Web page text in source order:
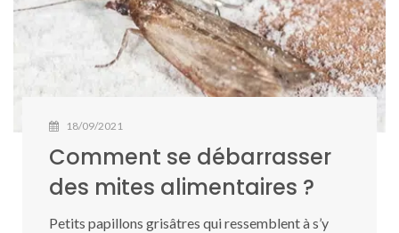
18/09/2021
Comment se débarrasser
des mites alimentaires ?
Petits papillons grisâtres qui ressemblent à s’y